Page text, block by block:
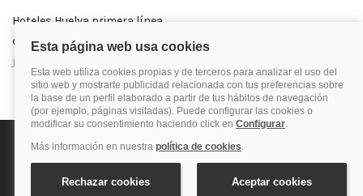
Hoteles Huelva primera línea
de playa
julio 1, 2026
© 2025 Blog de quehoteles.com. Todos los derechos reservados.